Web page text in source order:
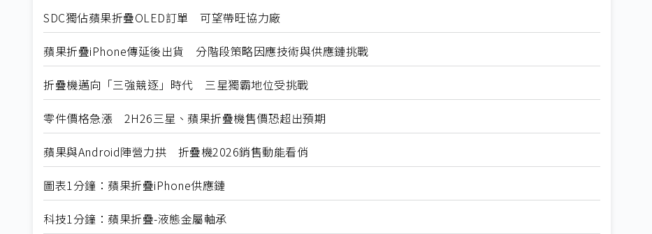
SDC獨佔蘋果折疊OLED訂單 可望帶旺協力廠
蘋果折疊iPhone傳延後出貨 分階段策略因應技術與供應鏈挑戰
折疊機邁向「三強競逐」時代 三星獨霸地位受挑戰
零件價格急漲 2H26三星、蘋果折疊機售價恐超出預期
蘋果與Android陣營力拱 折疊機2026銷售動能看俏
圖表1分鐘：蘋果折疊iPhone供應鏈
科技1分鐘：蘋果折疊-液態金屬軸承